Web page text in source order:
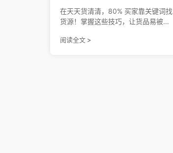
在天天货清清，80% 买家靠关键词找
货源！掌握这些技巧，让货品易被搜
阅读全文 >